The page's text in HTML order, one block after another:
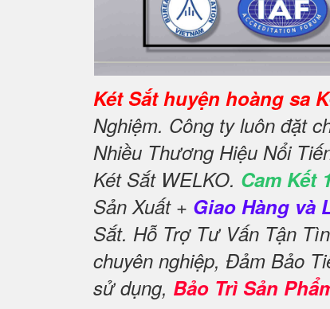
Két Sắt huyện hoàng sa
Nghiệm. Công ty luôn đặt
Nhiều Thương Hiệu Nổi
Két Sắt WELKO. Cam Kết
Sản Xuất + Giao Hàng và
Sắt. Hỗ Trợ Tư Vấn Tận
chuyên nghiệp, Đảm Bảo
sử dụng, Bảo Trì Sản